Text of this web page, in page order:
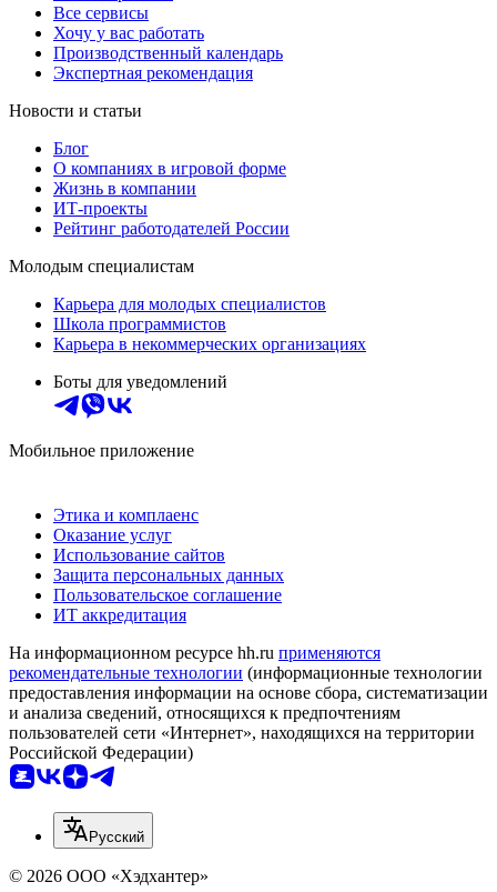
Все сервисы
Хочу у вас работать
Производственный календарь
Экспертная рекомендация
Новости и статьи
Блог
О компаниях в игровой форме
Жизнь в компании
ИТ-проекты
Рейтинг работодателей России
Молодым специалистам
Карьера для молодых специалистов
Школа программистов
Карьера в некоммерческих организациях
Боты для уведомлений
Мобильное приложение
Этика и комплаенс
Оказание услуг
Использование сайтов
Защита персональных данных
Пользовательское соглашение
ИТ аккредитация
На информационном ресурсе hh.ru применяются
рекомендательные технологии (информационные технологии
предоставления информации на основе сбора, систематизации
и анализа сведений, относящихся к предпочтениям
пользователей сети «Интернет», находящихся на территории
Российской Федерации)
Русский
© 2026 ООО «Хэдхантер»